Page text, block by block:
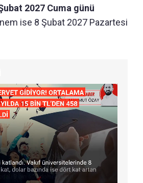
2027 Cuma günü
ise 8 Şubat 2027 Pazartesi